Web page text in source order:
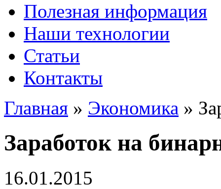
Полезная информация
Наши технологии
Статьи
Контакты
Главная » Экономика »
Заработок на
16.01.2015